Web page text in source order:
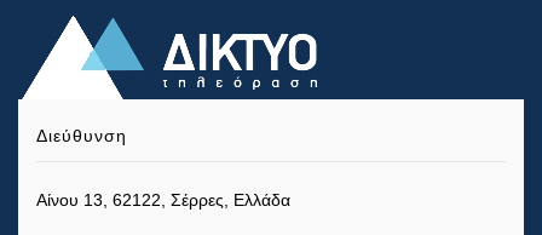
Διεύθυνση
Αίνου 13, 62122, Σέρρες, Ελλάδα